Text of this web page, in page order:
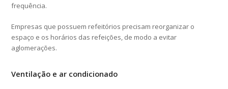
frequência.
Empresas que possuem refeitórios precisam reorganizar o
espaço e os horários das refeições, de modo a evitar
aglomerações.
Ventilação e ar condicionado